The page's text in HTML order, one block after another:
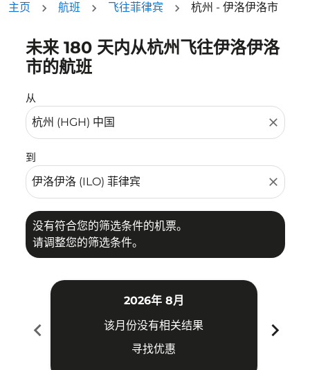
主页 航班 飞往菲律宾 杭州 - 伊洛伊洛市
未来 180 天内从杭州飞往伊洛伊洛
市的航班
从
close
到
close
没有符合您的筛选条件的机票。
请调整您的筛选条件。
没有符合您的筛选条件的机票。请调整您的筛选条件。
chevron_left
2026年 8月
该月份没有相关结果
寻找优惠
chevron_right